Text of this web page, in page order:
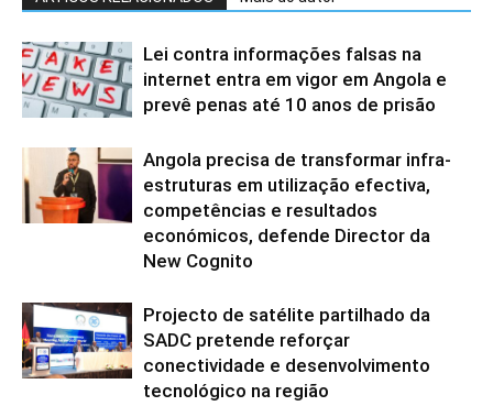
Lei contra informações falsas na
internet entra em vigor em Angola e
prevê penas até 10 anos de prisão
Angola precisa de transformar infra-
estruturas em utilização efectiva,
competências e resultados
económicos, defende Director da
New Cognito
Projecto de satélite partilhado da
SADC pretende reforçar
conectividade e desenvolvimento
tecnológico na região